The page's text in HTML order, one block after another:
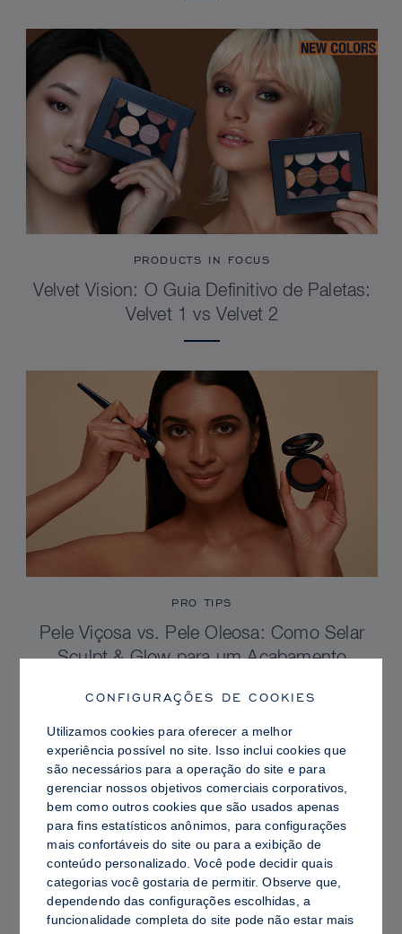
PRODUCTS IN FOCUS
Velvet Vision: O Guia Definitivo de Paletas:
Velvet 1 vs Velvet 2
PRO TIPS
Pele Viçosa vs. Pele Oleosa: Como Selar
Sculpt & Glow para um Acabamento
CONFIGURAÇÕES DE COOKIES
Utilizamos cookies para oferecer a melhor
experiência possível no site. Isso inclui cookies que
são necessários para a operação do site e para
gerenciar nossos objetivos comerciais corporativos,
bem como outros cookies que são usados ​​apenas
para fins estatísticos anônimos, para configurações
mais confortáveis ​​do site ou para a exibição de
conteúdo personalizado. Você pode decidir quais
categorias você gostaria de permitir. Observe que,
dependendo das configurações escolhidas, a
funcionalidade completa do site pode não estar mais